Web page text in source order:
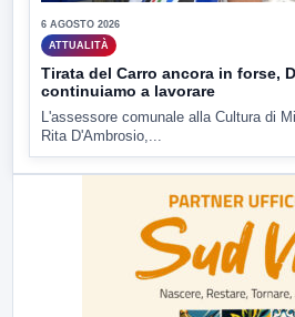
6 AGOSTO 2026
ATTUALITÀ
Tirata del Carro ancora in forse,
continuiamo a lavorare
L'assessore comunale alla Cultura di
Rita D'Ambrosio,...